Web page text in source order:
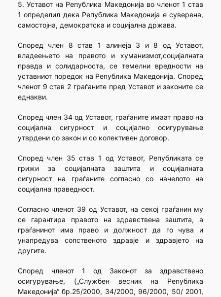
5. Уставот на Република Македонија во членот 1 став
1 определил дека Република Македонија е суверена,
самостојна, демократска и социјална држава.
Според член 8 став 1 алинеја 3 и 8 од Уставот,
владеењето на правото и хуманизмот,социјалната
правда и солидарноста, се темелни вредности на
уставниот поредок на Република Македонија. Според
членот 9 став 2 граѓаните пред Уставот и законите се
еднакви.
Според член 34 од Уставот, граѓаните имаат право на
социјална сигурност и социјално осигурување
утврдени со закон и со колективен договор.
Според член 35 став 1 од Уставот, Републиката се
грижи за социјалната заштита и социјалната
сигурност на граѓаните согласно со начелото на
социјална праведност.
Согласно членот 39 од Уставот, на секој граѓанин му
се гарантира правото на здравствена заштита, а
граѓанинот има право и должност да го чува и
унапредува сопственото здравје и здравјето на
другите.
Според членот 1 од Законот за здравствено
осигурување, („Службен весник на Република
Македонија“ бр.25/2000, 34/2000, 96/2000, 50/ 2001,